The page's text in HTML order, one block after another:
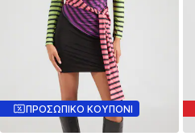
ΠΡΟΣΩΠΙΚΟ ΚΟΥΠΟΝΙ